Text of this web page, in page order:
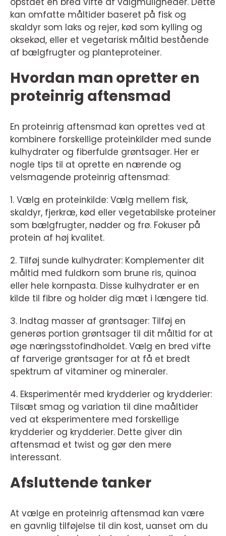
kan omfatte måltider baseret på fisk og
skaldyr som laks og rejer, kød som kylling og
oksekød, eller et vegetarisk måltid bestående
af bælgfrugter og planteproteiner.
Hvordan man opretter en
proteinrig aftensmad
En proteinrig aftensmad kan oprettes ved at
kombinere forskellige proteinkilder med sunde
kulhydrater og fiberfulde grøntsager. Her er
nogle tips til at oprette en nærende og
velsmagende proteinrig aftensmad:
1. Vælg en proteinkilde: Vælg mellem fisk,
skaldyr, fjerkræ, kød eller vegetabilske proteiner
som bælgfrugter, nødder og frø. Fokuser på
protein af høj kvalitet.
2. Tilføj sunde kulhydrater: Komplementer dit
måltid med fuldkorn som brune ris, quinoa
eller hele kornpasta. Disse kulhydrater er en
kilde til fibre og holder dig mæt i længere tid.
3. Indtag masser af grøntsager: Tilføj en
generøs portion grøntsager til dit måltid for at
øge næringsstofindholdet. Vælg en bred vifte
af farverige grøntsager for at få et bredt
spektrum af vitaminer og mineraler.
4. Eksperimentér med krydderier og krydderier:
Tilsæt smag og variation til dine maåltider
ved at eksperimentere med forskellige
krydderier og krydderier. Dette giver din
aftensmad et twist og gør den mere
interessant.
Afsluttende tanker
At vælge en proteinrig aftensmad kan være
en gavnlig tilføjelse til din kost, uanset om du